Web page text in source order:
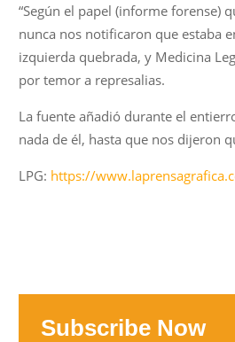
“Según el papel (informe forense)
nunca nos notificaron que estaba
izquierda quebrada, y Medicina
por temor a represalias.
La fuente añadió durante el
nada de él, hasta que nos dijeron
LPG: https://
Subscribe Now